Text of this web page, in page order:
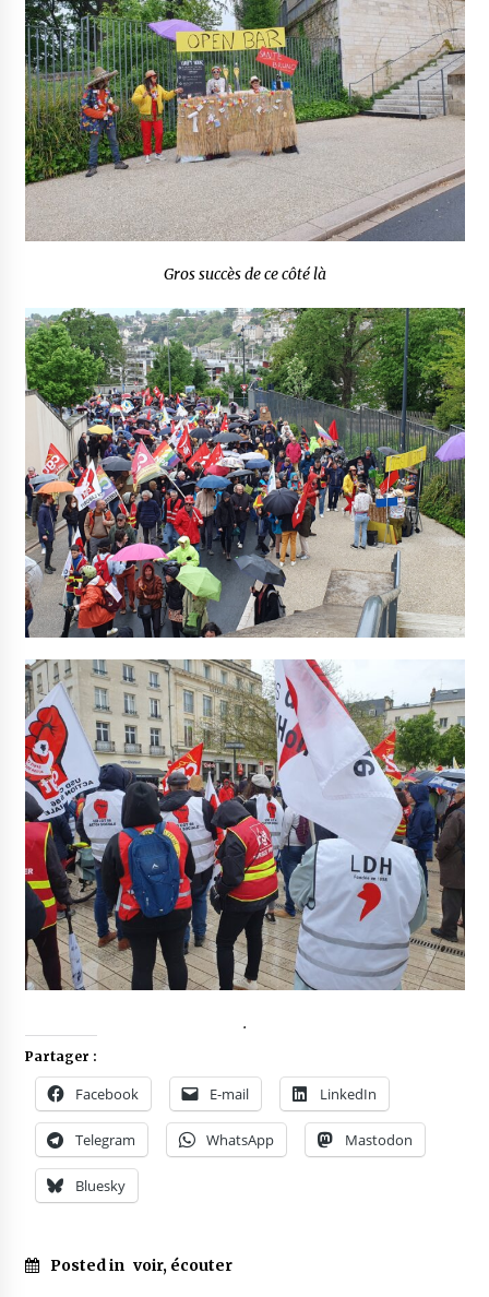
Gros succès de ce côté là
.
Partager :
Facebook E-mail LinkedIn
Telegram WhatsApp Mastodon
Bluesky
Posted in voir, écouter